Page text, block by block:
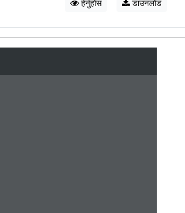
हेर्नुहोस डाउनलोड